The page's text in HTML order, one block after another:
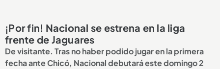
¡Por fin! Nacional se estrena en la liga
frente de Jaguares
De visitante. Tras no haber podido jugar en la primera
fecha ante Chicó, Nacional debutará este domingo 2